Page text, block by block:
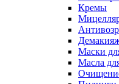
Кремы
Маски
Масла